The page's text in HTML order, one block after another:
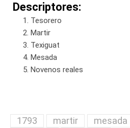
Descriptores:
Tesorero
Martir
Texiguat
Mesada
Novenos reales
1793 martir mesada